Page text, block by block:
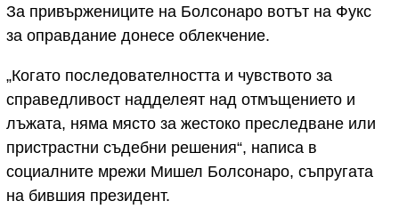
За привържениците на Болсонаро вотът на Фукс
за оправдание донесе облекчение.
„Когато последователността и чувството за
справедливост надделеят над отмъщението и
лъжата, няма място за жестоко преследване или
пристрастни съдебни решения“, написа в
социалните мрежи Мишел Болсонаро, съпругата
на бившия президент.